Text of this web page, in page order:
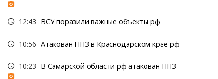
12:43 ВСУ поразили важные объекты рф
10:56 Атакован НПЗ в Краснодарском крае рф
10:23 В Самарской области рф атакован НПЗ